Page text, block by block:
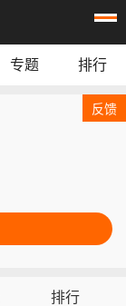
专题 排行
反馈
排行